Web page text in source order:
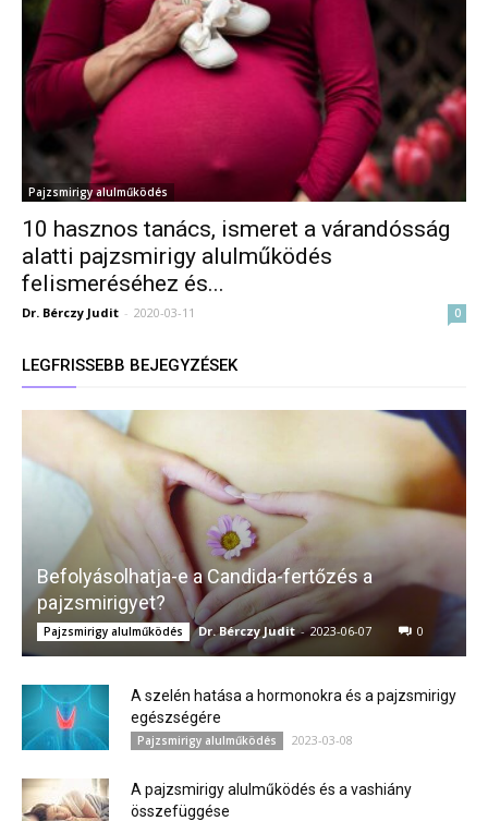
Pajzsmirigy alulműködés
10 hasznos tanács, ismeret a várandósság
alatti pajzsmirigy alulműködés
felismeréséhez és...
Dr. Bérczy Judit - 2020-03-11 0
LEGFRISSEBB BEJEGYZÉSEK
Befolyásolhatja-e a Candida-fertőzés a
pajzsmirigyet?
Pajzsmirigy alulműködés Dr. Bérczy Judit - 2023-06-07 0
A szelén hatása a hormonokra és a pajzsmirigy
egészségére
Pajzsmirigy alulműködés 2023-03-08
A pajzsmirigy alulműködés és a vashiány
összefüggése